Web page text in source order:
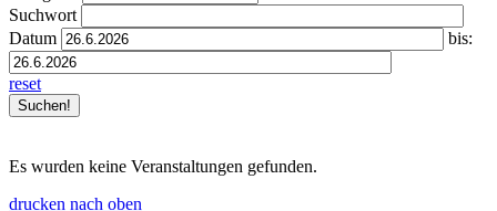
Suchwort
Datum
bis:
reset
Es wurden keine Veranstaltungen gefunden.
drucken nach oben